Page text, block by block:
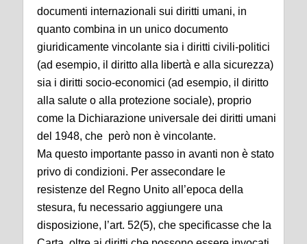
documenti internazionali sui diritti umani, in
quanto combina in un unico documento
giuridicamente vincolante sia i diritti civili-politici
(ad esempio, il diritto alla libertà e alla sicurezza)
sia i diritti socio-economici (ad esempio, il diritto
alla salute o alla protezione sociale), proprio
come la Dichiarazione universale dei diritti umani
del 1948, che però non è vincolante.
Ma questo importante passo in avanti non è stato
privo di condizioni. Per assecondare le
resistenze del Regno Unito all’epoca della
stesura, fu necessario aggiungere una
disposizione, l’art. 52(5), che specificasse che la